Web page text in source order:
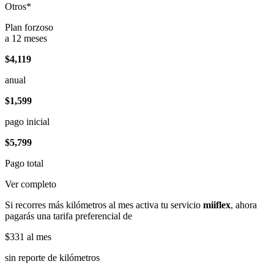
Otros*
Plan forzoso
a 12 meses
$4,119
anual
$1,599
pago inicial
$5,799
Pago total
Ver completo
Si recorres más kilómetros al mes activa tu servicio miiflex, ahora
pagarás una tarifa preferencial de
$331 al mes
sin reporte de kilómetros